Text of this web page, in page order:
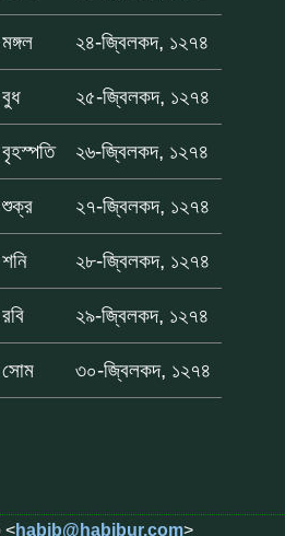
মঙ্গল ২৪-জ্বিলকদ, ১২৭৪
বুধ ২৫-জ্বিলকদ, ১২৭৪
বৃহস্পতি ২৬-জ্বিলকদ, ১২৭৪
শুক্র ২৭-জ্বিলকদ, ১২৭৪
শনি ২৮-জ্বিলকদ, ১২৭৪
রবি ২৯-জ্বিলকদ, ১২৭৪
সোম ৩০-জ্বিলকদ, ১২৭৪
<habib@habibur.com>